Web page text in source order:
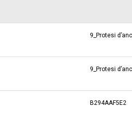
9_Protesi
9_Protesi
B294AAF5E2